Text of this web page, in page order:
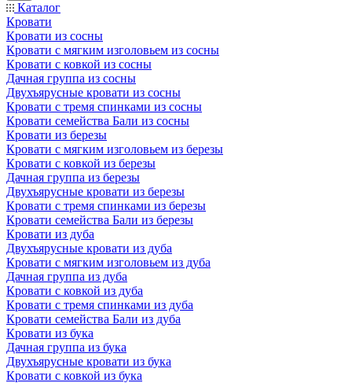
Каталог
Кровати
Кровати из сосны
Кровати с мягким изголовьем из сосны
Кровати с ковкой из сосны
Дачная группа из сосны
Двухъярусные кровати из сосны
Кровати с тремя спинками из сосны
Кровати семейства Бали из сосны
Кровати из березы
Кровати с мягким изголовьем из березы
Кровати с ковкой из березы
Дачная группа из березы
Двухъярусные кровати из березы
Кровати с тремя спинками из березы
Кровати семейства Бали из березы
Кровати из дуба
Двухъярусные кровати из дуба
Кровати с мягким изголовьем из дуба
Дачная группа из дуба
Кровати с ковкой из дуба
Кровати с тремя спинками из дуба
Кровати семейства Бали из дуба
Кровати из бука
Дачная группа из бука
Двухъярусные кровати из бука
Кровати с ковкой из бука